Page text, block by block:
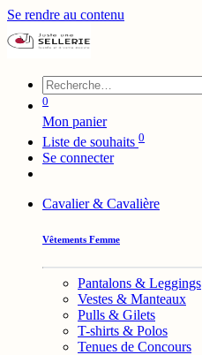
Se rendre au contenu
0
Mon panier
Liste de souhaits 0
Se connecter
Cavalier & Cavalière
Vêtements Femme
Pantalons & Leggings
Vestes & Manteaux
Pulls & Gilets
T-shirts & Polos
Tenues de Concours